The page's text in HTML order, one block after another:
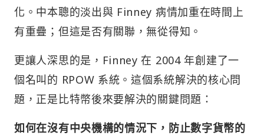
化。中本聰的淡出與 Finney 病情加重在時間上
有重疊；但這是否有關聯，無從得知。
更讓人深思的是，Finney 在 2004 年創建了一
個名叫的 RPOW 系統。這個系統解決的核心問
題，正是比特幣後來要解決的關鍵問題：
如何在沒有中央機構的情況下，防止數字貨幣的